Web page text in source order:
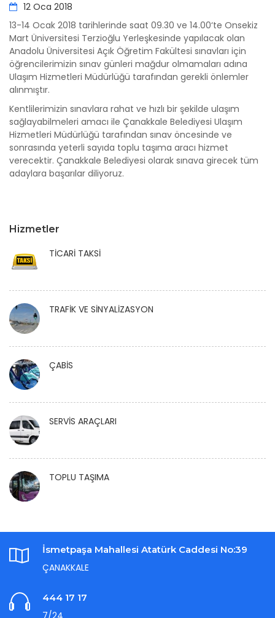
12 Oca 2018
13-14 Ocak 2018 tarihlerinde saat 09.30 ve 14.00‘te Onsekiz
Mart Üniversitesi Terzioğlu Yerleşkesinde yapılacak olan
Anadolu Üniversitesi Açık Öğretim Fakültesi sınavları için
öğrencilerimizin sınav günleri mağdur olmamaları adına
Ulaşım Hizmetleri Müdürlüğü tarafından gerekli önlemler
alınmıştır.
Kentlilerimizin sınavlara rahat ve hızlı bir şekilde ulaşım
sağlayabilmeleri amacı ile Çanakkale Belediyesi Ulaşım
Hizmetleri Müdürlüğü tarafından sınav öncesinde ve
sonrasında yeterli sayıda toplu taşıma aracı hizmet
verecektir. Çanakkale Belediyesi olarak sınava girecek tüm
adaylara başarılar diliyoruz.
Hizmetler
TİCARİ TAKSİ
TRAFİK VE SİNYALİZASYON
ÇABİS
SERVİS ARAÇLARI
TOPLU TAŞIMA
İsmetpaşa Mahallesi Atatürk Caddesi No:39
ÇANAKKALE
444 17 17